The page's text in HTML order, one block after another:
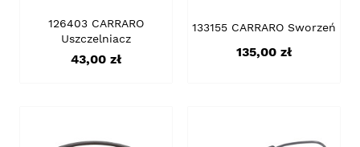
126403 CARRARO
Uszczelniacz
Cena
43,00 zł
133155 CARRARO Sworzeń
Cena
135,00 zł